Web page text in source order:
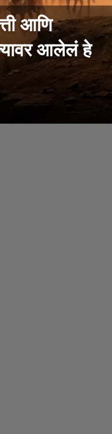
आणि
आलेलं हे